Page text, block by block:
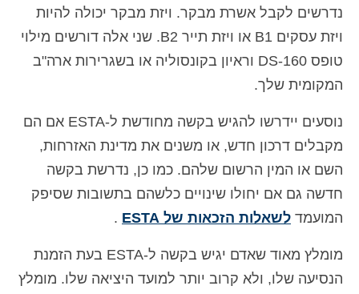
נדרשים לקבל אשרת מבקר. ויזת מבקר יכולה להיות
ויזת עסקים B1 או ויזת תייר B2. שני אלה דורשים מילוי
טופס DS-160 וראיון בקונסוליה או בשגרירות ארה"ב
המקומית שלך.
נוסעים יידרשו להגיש בקשה מחודשת ל-ESTA אם הם
מקבלים דרכון חדש, או משנים את מדינת האזרחות,
השם או המין הרשום שלהם. כמו כן, נדרשת בקשה
חדשה גם אם יחולו שינויים כלשהם בתשובות שסיפק
המועמד לשאלות הזכאות של ESTA .
מומלץ מאוד שאדם יגיש בקשה ל-ESTA בעת הזמנת
הנסיעה שלו, ולא קרוב יותר למועד היציאה שלו. מומלץ